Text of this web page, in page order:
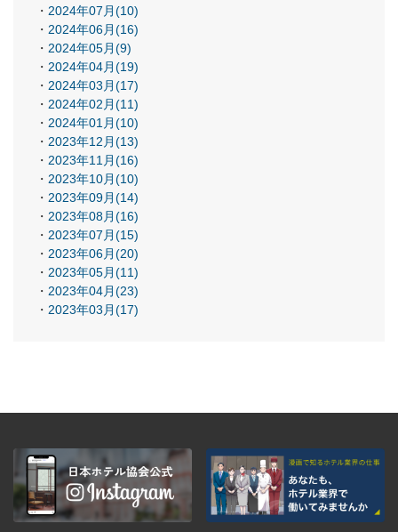
2024年07月(10)
2024年06月(16)
2024年05月(9)
2024年04月(19)
2024年03月(17)
2024年02月(11)
2024年01月(10)
2023年12月(13)
2023年11月(16)
2023年10月(10)
2023年09月(14)
2023年08月(16)
2023年07月(15)
2023年06月(20)
2023年05月(11)
2023年04月(23)
2023年03月(17)